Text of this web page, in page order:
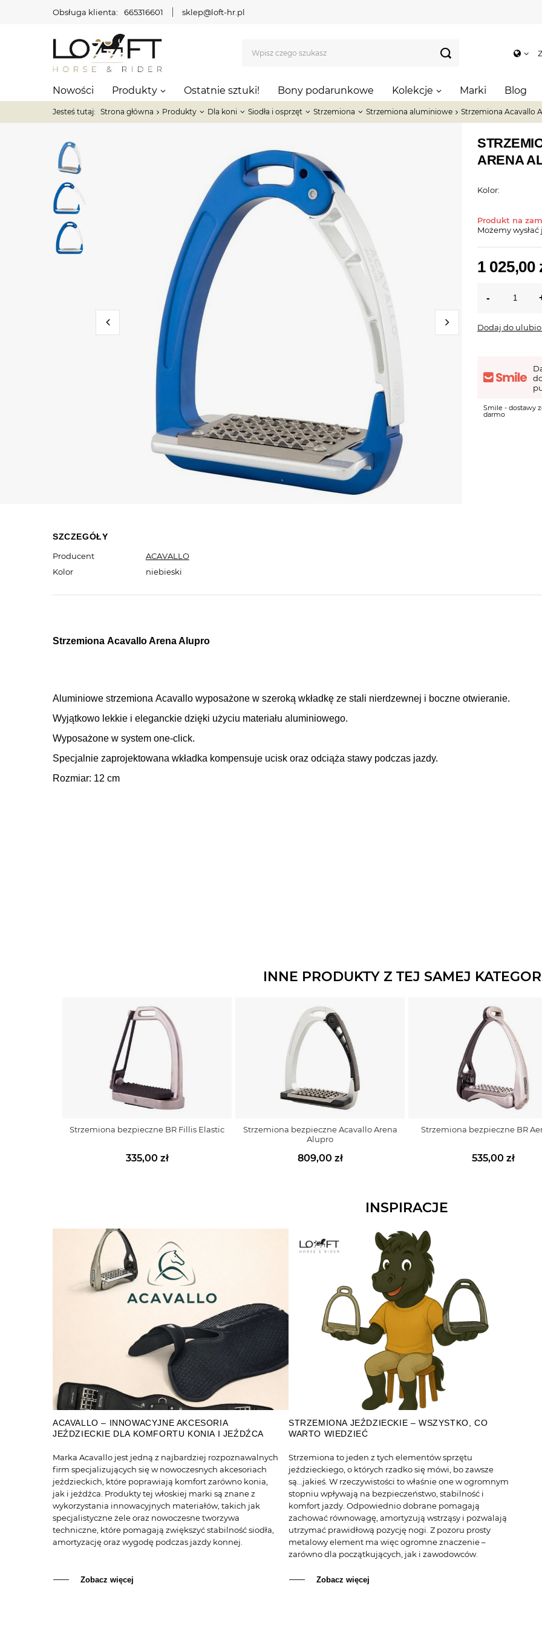
Obsługa klienta: 665316601 sklep@loft-hr.pl
Nowości Produkty Ostatnie sztuki! Bony podarunkowe Kolekcje Marki Blog
Jesteś tutaj: Strona główna Produkty Dla koni Siodła i osprzęt Strzemiona Strzemiona aluminiowe Strzemiona Acavallo
ARENA
Kolor:
Produkt na
Możemy wysłać
1 025,00
Dodaj do
Smile - dostawy
darmo
SZCZEGÓŁY
Producent
ACAVALLO
Kolor
niebieski
Strzemiona Acavallo Arena Alupro
Aluminiowe strzemiona Acavallo wyposażone w szeroką wkładkę ze stali nierdzewnej i boczne otwieranie.
Wyjątkowo lekkie i eleganckie dzięki użyciu materiału aluminiowego.
Wyposażone w system one-click.
Specjalnie zaprojektowana wkładka kompensuje ucisk oraz odciąża stawy podczas jazdy.
Rozmiar: 12 cm
INNE PRODUKTY Z TEJ SAMEJ
Strzemiona bezpieczne BR Fillis Elastic
335,00 zł
Strzemiona bezpieczne Acavallo Arena
Alupro
809,00 zł
Strzemiona bezpieczne BR
535,00 zł
INSPIRACJE
ACAVALLO – INNOWACYJNE AKCESORIA
JEŹDZIECKIE DLA KOMFORTU KONIA I JEŹDŹCA
Marka Acavallo jest jedną z najbardziej rozpoznawalnych
firm specjalizujących się w nowoczesnych akcesoriach
jeździeckich, które poprawiają komfort zarówno konia,
jak i jeźdźca. Produkty tej włoskiej marki są znane z
wykorzystania innowacyjnych materiałów, takich jak
specjalistyczne żele oraz nowoczesne tworzywa
techniczne, które pomagają zwiększyć stabilność siodła,
amortyzację oraz wygodę podczas jazdy konnej.
Zobacz więcej
STRZEMIONA JEŹDZIECKIE – WSZYSTKO, CO
WARTO WIEDZIEĆ
Strzemiona to jeden z tych elementów sprzętu
jeździeckiego, o których rzadko się mówi, bo zawsze
są...jakieś. W rzeczywistości to właśnie one w ogromnym
stopniu wpływają na bezpieczeństwo, stabilność i
komfort jazdy. Odpowiednio dobrane pomagają
zachować równowagę, amortyzują wstrząsy i pozwalają
utrzymać prawidłową pozycję nogi. Z pozoru prosty
metalowy element ma więc ogromne znaczenie –
zarówno dla początkujących, jak i zawodowców.
Zobacz więcej